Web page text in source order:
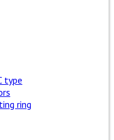
type
ring